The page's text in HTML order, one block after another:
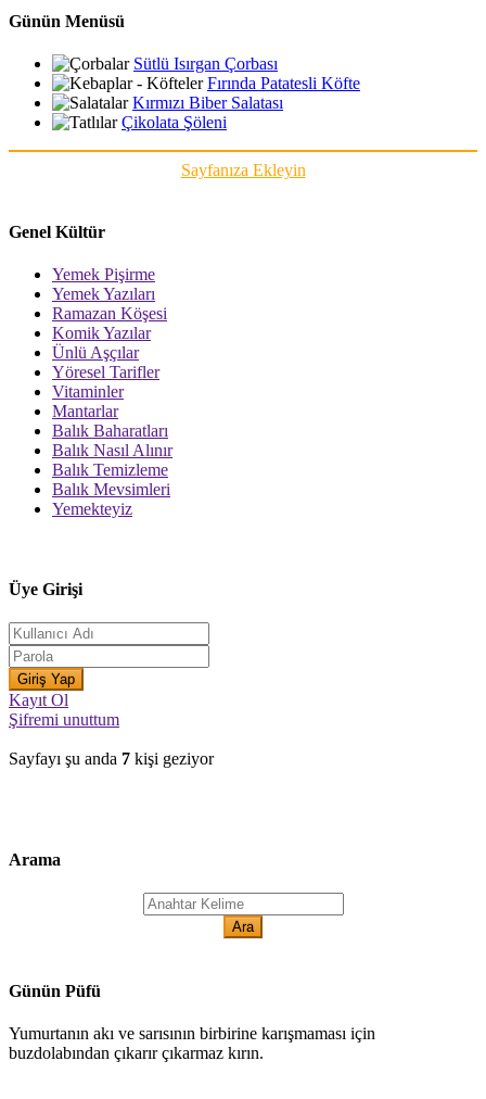
Günün Menüsü
Sütlü Isırgan Çorbası
Fırında Patatesli Köfte
Kırmızı Biber Salatası
Çikolata Şöleni
Sayfanıza Ekleyin
Genel Kültür
Yemek Pişirme
Yemek Yazıları
Ramazan Köşesi
Komik Yazılar
Ünlü Aşçılar
Yöresel Tarifler
Vitaminler
Mantarlar
Balık Baharatları
Balık Nasıl Alınır
Balık Temizleme
Balık Mevsimleri
Yemekteyiz
Üye Girişi
Kayıt Ol
Şifremi unuttum
Sayfayı şu anda 7 kişi geziyor
Arama
Günün Püfü
Yumurtanın akı ve sarısının birbirine karışmaması için
buzdolabından çıkarır çıkarmaz kırın.